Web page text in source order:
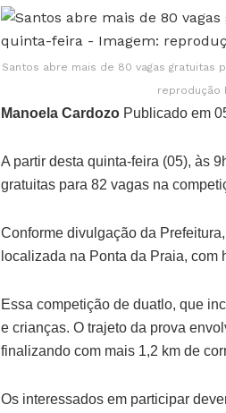
Santos abre mais de 80 vagas gratuitas
reprodução
Manoela Cardozo Publicado em
A partir desta quinta-feira (05), às
gratuitas para 82 vagas na
Conforme divulgação da
localizada na Ponta da Praia,
Essa competição de duatlo, que
e crianças. O trajeto da prova
finalizando com mais 1,2 km de
Os interessados em participar